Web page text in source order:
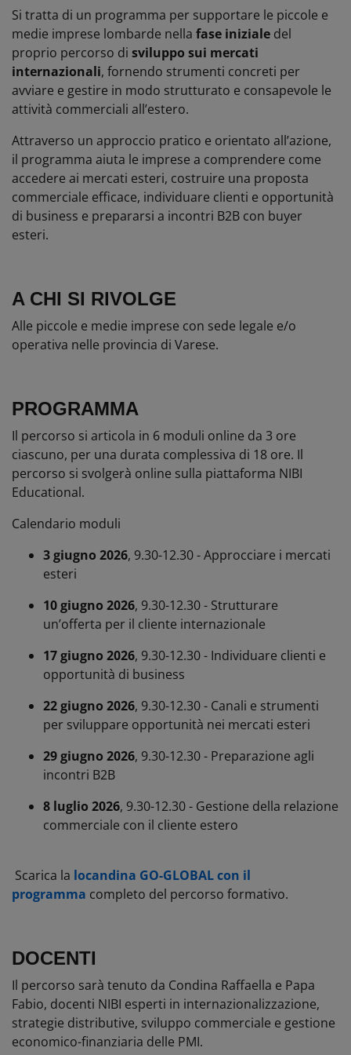
Si tratta di un programma per supportare le piccole e
medie imprese lombarde nella fase iniziale del
proprio percorso di sviluppo sui mercati
internazionali, fornendo strumenti concreti per
avviare e gestire in modo strutturato e consapevole le
attività commerciali all’estero.
Attraverso un approccio pratico e orientato all’azione,
il programma aiuta le imprese a comprendere come
accedere ai mercati esteri, costruire una proposta
commerciale efficace, individuare clienti e opportunità
di business e prepararsi a incontri B2B con buyer
esteri.
A CHI SI RIVOLGE
Alle piccole e medie imprese con sede legale e/o
operativa nelle provincia di Varese.
PROGRAMMA
Il percorso si articola in 6 moduli online da 3 ore
ciascuno, per una durata complessiva di 18 ore. Il
percorso si svolgerà online sulla piattaforma NIBI
Educational.
Calendario moduli
3 giugno 2026, 9.30-12.30 - Approcciare i mercati
esteri
10 giugno 2026, 9.30-12.30 - Strutturare
un’offerta per il cliente internazionale
17 giugno 2026, 9.30-12.30 - Individuare clienti e
opportunità di business
22 giugno 2026, 9.30-12.30 - Canali e strumenti
per sviluppare opportunità nei mercati esteri
29 giugno 2026, 9.30-12.30 - Preparazione agli
incontri B2B
8 luglio 2026, 9.30-12.30 - Gestione della relazione
commerciale con il cliente estero
Scarica la locandina GO-GLOBAL con il
programma completo del percorso formativo.
DOCENTI
Il percorso sarà tenuto da Condina Raffaella e Papa
Fabio, docenti NIBI esperti in internazionalizzazione,
strategie distributive, sviluppo commerciale e gestione
economico-finanziaria delle PMI.